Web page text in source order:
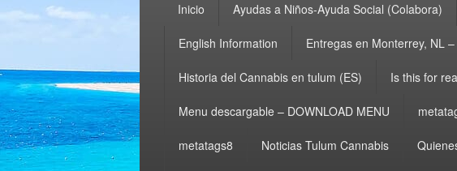
principalInicio Ayudas a Niños-Ayuda Social (Colabora)
English Information Entregas en Monterrey, NL
Historia del Cannabis en tulum (ES) Is this for
Menu descargable – DOWNLOAD MENU
metatags8 Noticias Tulum Cannabis